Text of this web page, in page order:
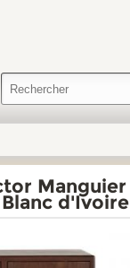
Manguier
d'Ivoire